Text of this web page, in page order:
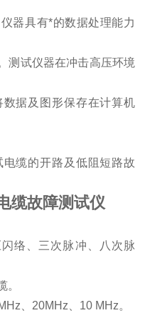
器具有*的数据处理能力
测试仪器在冲击高压环境
据及图形保存在计算机
缆的开路及低阻短路故
缆故障测试仪
络、三次脉冲、八次脉
。
20MHz 10 MHz。